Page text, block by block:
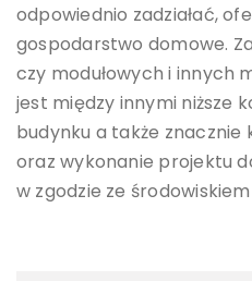
odpowiednio zadziałać,
gospodarstwo domowe.
czy modułowych i innych
jest między innymi niższe
budynku a także znacznie
oraz wykonanie projektu
w zgodzie ze